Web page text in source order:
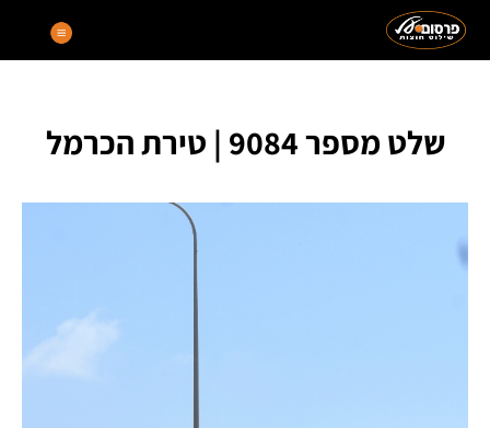
שלט מספר 9084 | טירת הכרמל